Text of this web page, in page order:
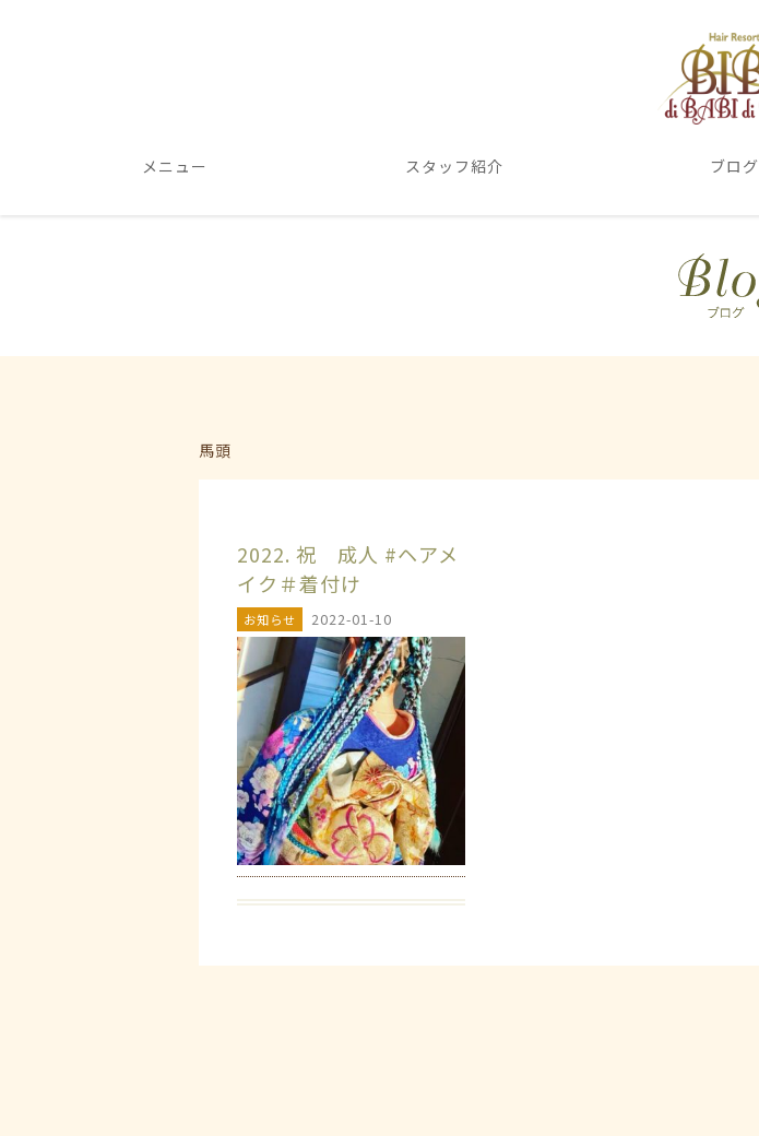
メニュー スタッフ紹介 ブログ
馬頭
2022. 祝 成人 #ヘアメ
イク＃着付け
お知らせ 2022-01-10